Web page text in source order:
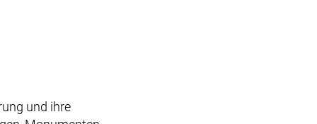
und ihre